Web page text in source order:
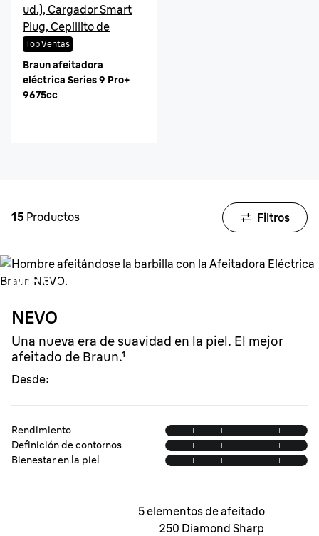
ud.), Cargador Smart
Plug, Cepillito de
limpieza
Top Ventas
Braun afeitadora
eléctrica Series 9 Pro+
9675cc
15 Productos Filtros
NEVO
Una nueva era de suavidad en la piel. El mejor
afeitado de Braun.¹
Desde:
Rendimiento
Definición de contornos
Bienestar en la piel
5 elementos de afeitado
250 Diamond Sharp